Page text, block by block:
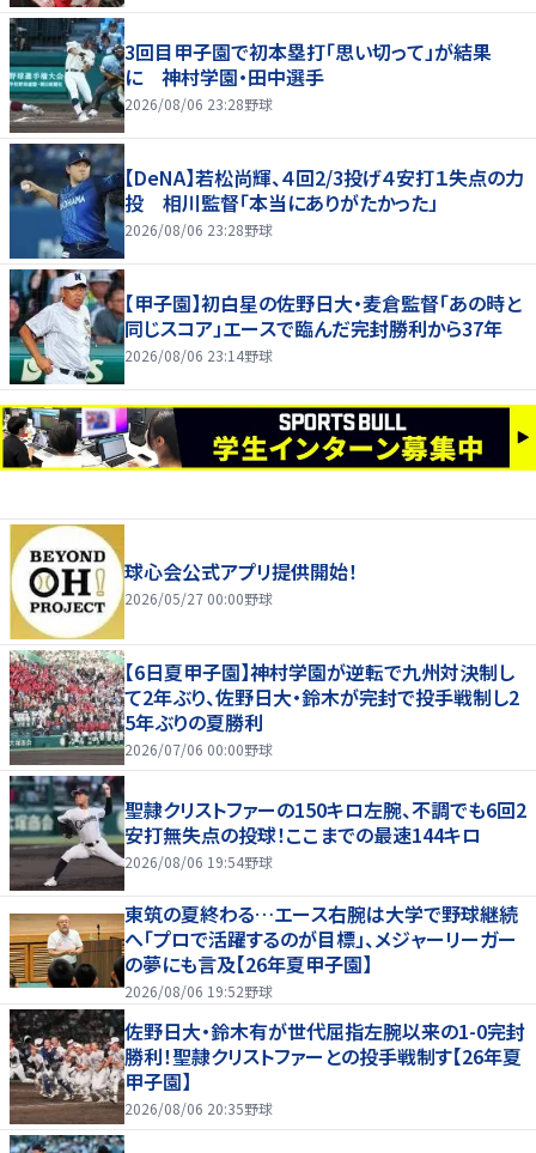
3回目甲子園で初本塁打「思い切って」が結果
に 神村学園・田中選手
2026/08/06 23:28野球
【DeNA】若松尚輝、４回2/3投げ４安打１失点の力
投 相川監督「本当にありがたかった」
2026/08/06 23:28野球
【甲子園】初白星の佐野日大・麦倉監督「あの時と
同じスコア」エースで臨んだ完封勝利から37年
2026/08/06 23:14野球
球心会公式アプリ提供開始！
2026/05/27 00:00野球
【6日夏甲子園】神村学園が逆転で九州対決制し
て2年ぶり、佐野日大・鈴木が完封で投手戦制し2
5年ぶりの夏勝利
2026/07/06 00:00野球
聖隷クリストファーの150キロ左腕、不調でも6回2
安打無失点の投球！ここまでの最速144キロ
2026/08/06 19:54野球
東筑の夏終わる…エース右腕は大学で野球継続
へ「プロで活躍するのが目標」、メジャーリーガー
の夢にも言及【26年夏甲子園】
2026/08/06 19:52野球
佐野日大・鈴木有が世代屈指左腕以来の1-0完封
勝利！聖隷クリストファーとの投手戦制す【26年夏
甲子園】
2026/08/06 20:35野球